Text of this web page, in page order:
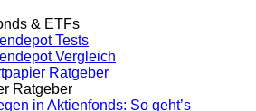
& ETFs
Tests
Vergleich
Ratgeber
Ratgeber
in Aktienfonds: So geht’s